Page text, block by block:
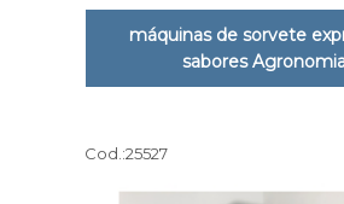
máquinas de sorvete
sabores
Cod.:25527